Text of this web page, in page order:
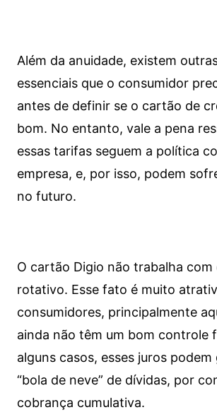
Além da anuidade, existem
essenciais que o consumidor
antes de definir se o cartão de
bom. No entanto, vale a pena
essas tarifas seguem a política
empresa, e, por isso, podem
no futuro.
O cartão Digio não trabalha com
rotativo. Esse fato é muito
consumidores, principalmente
ainda não têm um bom controle
alguns casos, esses juros podem
“bola de neve” de dívidas, por
cobrança cumulativa.